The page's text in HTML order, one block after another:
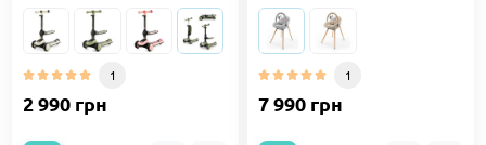
1
2 990 грн
1
7 990 грн